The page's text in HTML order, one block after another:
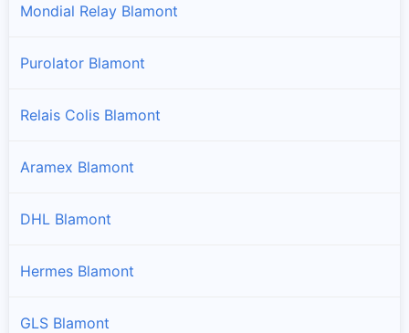
Mondial Relay Blamont
Purolator Blamont
Relais Colis Blamont
Aramex Blamont
DHL Blamont
Hermes Blamont
GLS Blamont